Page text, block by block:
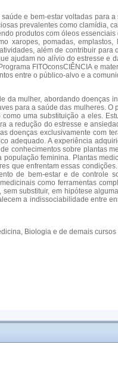
e bem-estar voltadas
prevalentes como
produtos com óleos
xaropes, pomadas,
além de contribuir
ajudam no alívio do estresse
FITOconsCIÊNCIA e
entre o público-alvo e a
mulher, abordando
para a saúde das mulheres.
uma substituição a eles.
a redução do estresse e
doenças exclusivamente com
adequado. A experiência
conhecimentos sobre plantas
feminina. Plantas
que enfrentam essas
de bem-estar e de
como ferramentas
substituir, em hipótese
a indissociabilidade entre
Biologia e de demais